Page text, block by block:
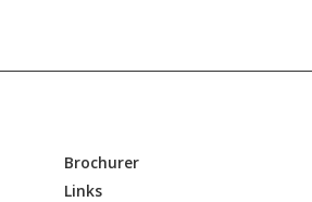
Brochurer
Links